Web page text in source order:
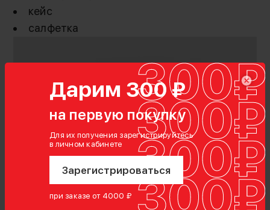
Дарим 300 ₽
на первую покупку
Для их получения зарегистрируйтесь
в личном кабинете
Зарегистрироваться
при заказе от 4000 ₽
кейс
салфетка